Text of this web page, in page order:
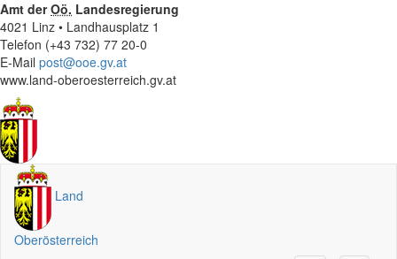
Amt derOö. Landesregierung
4021 Linz • Landhausplatz 1
Telefon (+43 732) 77 20-0
E-Mail post@ooe.gv.at
www.land-oberoesterreich.gv.at
Land
Oberösterreich